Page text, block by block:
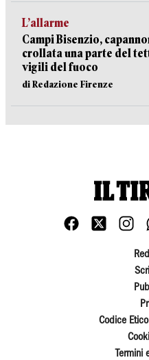
L’allarme
Campi Bisenzio,
crollata una parte del
vigili del fuoco
di Redazione Firenze
Codice
Termini